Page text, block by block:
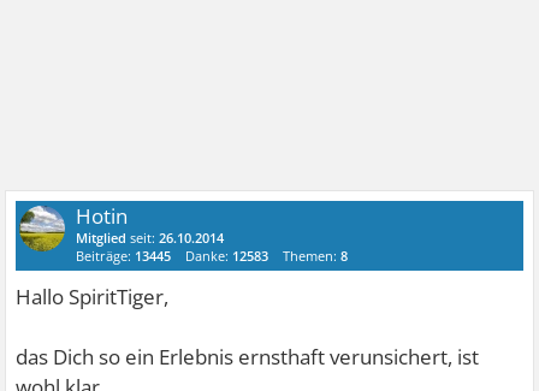
Hotin
Mitglied seit:26.10.2014
Beiträge: 13445 Danke: 12583 Themen:8
Hallo SpiritTiger,
das Dich so ein Erlebnis ernsthaft verunsichert, ist